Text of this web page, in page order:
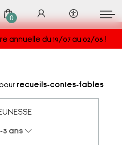
annuelle du 19/07 au 02/08 !
0
recueils-contes-fables
3 ans